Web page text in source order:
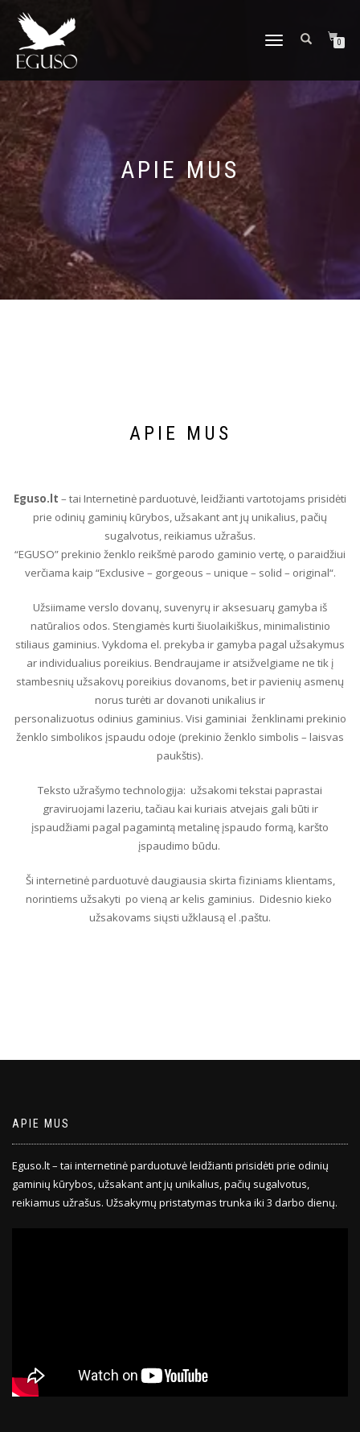
TOGGLE
0
APIE MUS
APIE MUS
Eguso.lt – tai Internetinė parduotuvė, leidžianti vartotojams prisidėti
prie odinių gaminių kūrybos, užsakant ant jų unikalius, pačių
sugalvotus, reikiamus užrašus.
“EGUSO” prekinio ženklo reikšmė parodo gaminio vertę, o paraidžiui
verčiama kaip “Exclusive – gorgeous – unique – solid – original“.
Užsiimame verslo dovanų, suvenyrų ir aksesuarų gamyba iš
natūralios odos. Stengiamės kurti šiuolaikiškus, minimalistinio
stiliaus gaminius. Vykdoma el. prekyba ir gamyba pagal užsakymus
ar individualius poreikius. Bendraujame ir atsižvelgiame ne tik į
stambesnių užsakovų poreikius dovanoms, bet ir pavienių asmenų
norus turėti ar dovanoti unikalius ir
personalizuotus odinius gaminius. Visi gaminiai ženklinami prekinio
ženklo simbolikos įspaudu odoje (prekinio ženklo simbolis – laisvas
paukštis).
Teksto užrašymo technologija: užsakomi tekstai paprastai
graviruojami lazeriu, tačiau kai kuriais atvejais gali būti ir
įspaudžiami pagal pagamintą metalinę įspaudo formą, karšto
įspaudimo būdu.
Ši internetinė parduotuvė daugiausia skirta fiziniams klientams,
norintiems užsakyti po vieną ar kelis gaminius. Didesnio kieko
užsakovams siųsti užklausą el .paštu.
APIE MUS
Eguso.lt – tai internetinė parduotuvė leidžianti prisidėti prie odinių
gaminių kūrybos, užsakant ant jų unikalius, pačių sugalvotus,
reikiamus užrašus. Užsakymų pristatymas trunka iki 3 darbo dienų.